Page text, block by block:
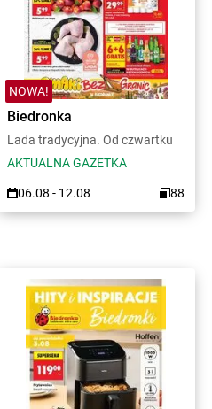
NOWA!
Biedronka
Lada tradycyjna. Od czwartku
AKTUALNA GAZETKA
06.08 - 12.08 88